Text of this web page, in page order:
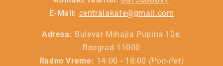
E-Mail: centralakafe@gmail.com
Adresa: Bulevar Mihajla Pupina 10e,
Beograd 11000
Radno Vreme: 14:00 - 18:00 (Pon-Pet)